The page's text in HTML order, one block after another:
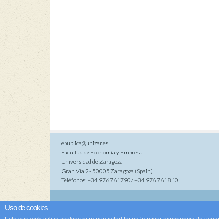
epublica@unizar.es
Facultad de Economía y Empresa
Universidad de Zaragoza
Gran Vía 2 - 50005 Zaragoza (Spain)
Teléfonos: +34 976 761790 / +34 976 7618 10
Uso de cookies